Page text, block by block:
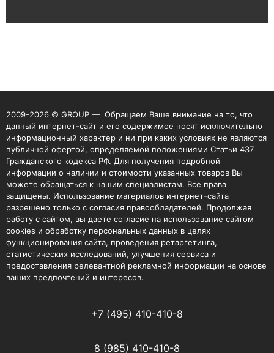
2009-2026 © GROUP — Обращаем Ваше внимание на то, что
данный интернет-сайт и его содержимое носят исключительно
информационный характер и ни при каких условиях не являются
публичной офертой, определяемой положениями Статьи 437
Гражданского кодекса РФ. Для получения подробной
информации о наличии и стоимости указанных товаров Вы
можете обращаться к нашим специалистам. Все права
защищены. Использование материалов интернет-сайта
разрешено только с согласия правообладателей. Продолжая
работу с сайтом, вы даете согласие на использование сайтом
cookies и обработку персональных данных в целях
функционирования сайта, проведения ретаргетинга,
статистических исследований, улучшения сервиса и
предоставления релевантной рекламной информации на основе
ваших предпочтений и интересов.
+7 (495) 410-410-8
8 (985) 410-410-8